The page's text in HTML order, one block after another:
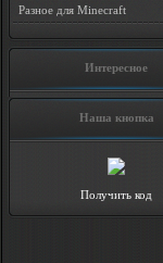
Разное для Minecraft
Интересное
Наша кнопка
Получить код